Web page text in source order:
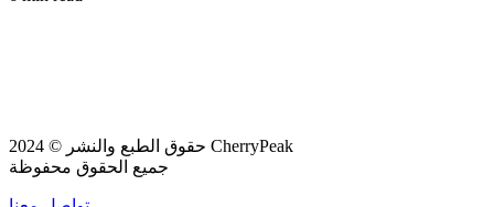
حقوق الطبع والنشر © 2024 CherryPeak
جميع الحقوق محفوظة